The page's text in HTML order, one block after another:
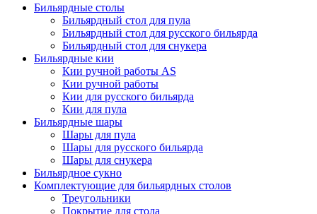
Бильярдные столы
Бильярдный стол для пула
Бильярдный стол для русского бильярда
Бильярдный стол для снукера
Бильярдные кии
Кии ручной работы AS
Кии ручной работы
Кии для русского бильярда
Кии для пула
Бильярдные шары
Шары для пула
Шары для русского бильярда
Шары для снукера
Бильярдное сукно
Комплектующие для бильярдных столов
Треугольники
Покрытие для стола